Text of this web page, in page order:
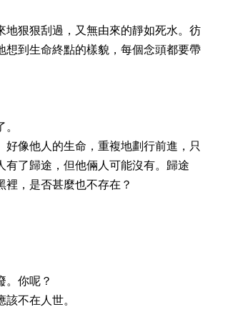
地狠狠刮過，又無由來的靜如死水。彷
到生命終點的樣貌，每個念頭都要帶
像他人的生命，重複地劃行前進，只
了歸途，但他倆人可能沒有。歸途
，是否甚麼也不存在？
。你呢？
不在人世。